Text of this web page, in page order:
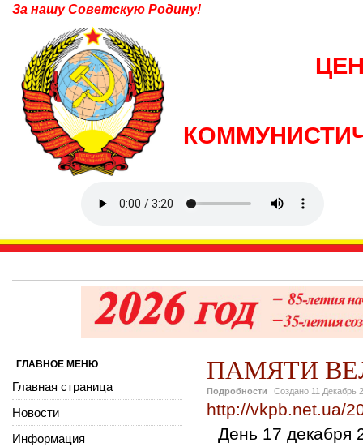
За нашу Советскую Родину!
ПАМЯТИ
Подробности Создано 11 Декабрь
http://vkpb.net.ua/
День 17 декабря
ГЛАВНОЕ МЕНЮ
Главная страница
Новости
Информация